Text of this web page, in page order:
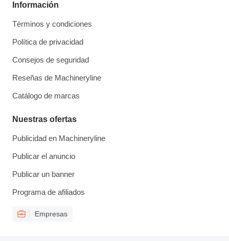
Información
Términos y condiciones
Política de privacidad
Consejos de seguridad
Reseñas de Machineryline
Catálogo de marcas
Nuestras ofertas
Publicidad en Machineryline
Publicar el anuncio
Publicar un banner
Programa de afiliados
Empresas